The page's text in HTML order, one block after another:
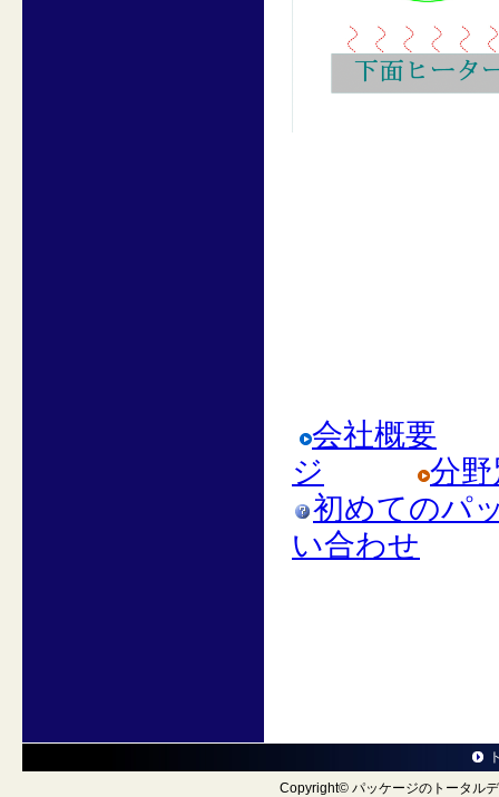
会社概要
ジ
分
初めてのパ
い合わせ
Copyright© パッケージのトータル